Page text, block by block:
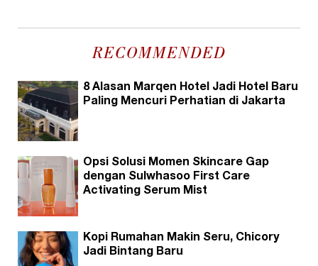
RECOMMENDED
8 Alasan Marqen Hotel Jadi Hotel Baru
Paling Mencuri Perhatian di Jakarta
Opsi Solusi Momen Skincare Gap
dengan Sulwhasoo First Care
Activating Serum Mist
Kopi Rumahan Makin Seru, Chicory
Jadi Bintang Baru